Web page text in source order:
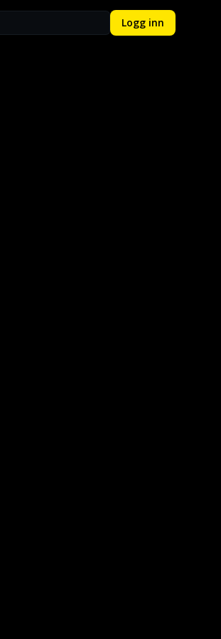
Logg inn